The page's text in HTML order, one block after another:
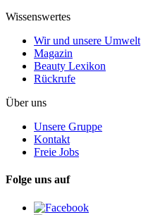
Wissenswertes
Wir und unsere Umwelt
Magazin
Beauty Lexikon
Rückrufe
Über uns
Unsere Gruppe
Kontakt
Freie Jobs
Folge uns auf